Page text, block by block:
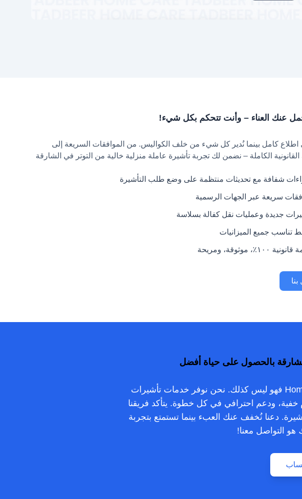
عنك العناء – وأنت تتحكم بكل شيء!
اطلاع كامل بينما نُدير كل شيء من خلف الكواليس. من الموافقات السريعة إلى
القانونية الكاملة – نضمن لك تجربة تأشيرة عاملة منزلية خالية من التوتر في الشارقة
شفافة مع تحديثات منتظمة على وضع طلب التأشيرة
سريعة عبر الجهات الرسمية
جديدة وعمليات نقل كفالة بسلاسة
تناسب جميع الميزانيات
١٠٠٪، موثوقة، ومريحة
توظيف عاملة منزلية لا يجب أن يكون صعبًا، ومع HomeCare Maids فهو ليس كذلك. نحن نوفر خدمات تأشيرات
ودعم احترافي في كل خطوة. يتأكد فريقنا
دعنا نُخفف عنك العبء بينما تستمتع بتجربة
التواصل معنا!